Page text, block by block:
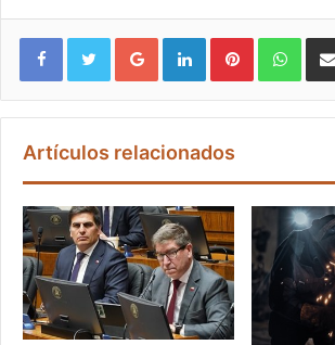
Google+ LinkedIn Pinterest WhatsApp
Artículos relacionados